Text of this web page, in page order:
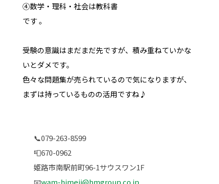
④数学・理科・社会は教科書
です。
受験の意識はまだまだ先ですが、積み重ねていかな
いとダメです。
色々な問題集が売られているので気になりますが、
まずは持っているものの活用ですね♪
📞079-263-8599
📮670-0962
姫路市南駅前町96-1サウスワン1F
📧wam-himeji@hmgroup.co.jp